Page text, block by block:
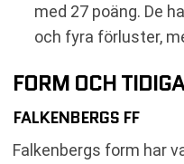
med 27 poäng. De
och fyra förluster,
FORM OCH
FALKENBERGS FF
Falkenbergs form har